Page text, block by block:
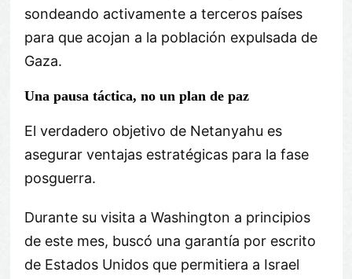
sondeando activamente a terceros países
para que acojan a la población expulsada de
Gaza.
Una pausa táctica, no un plan de paz
El verdadero objetivo de Netanyahu es
asegurar ventajas estratégicas para la fase
posguerra.
Durante su visita a Washington a principios
de este mes, buscó una garantía por escrito
de Estados Unidos que permitiera a Israel